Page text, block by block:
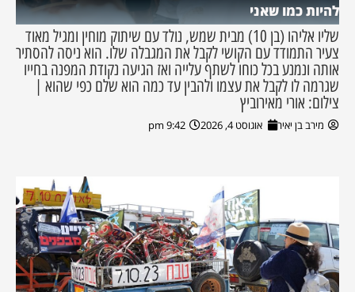
להיות כמו שאני
שליו אליהו (בן 10) מבית שמש, נולד עם שיתוק מוחין ומגיל מאוד
צעיר התמודד עם הקושי לקבל את המגבלה שלו. הוא ניסה להסתיר
אותה ונמנע בכל כוחו לשתף עלייה ואז הגיעה נקודת המפנה בחייו
שגרמה לו לקבל את עצמו ולהבין עד כמה הוא שלם כפי שהוא |
צילום: אורי מאירוביץ
מירב בן יאיר אוגוסט 4, 2026 9:42 pm